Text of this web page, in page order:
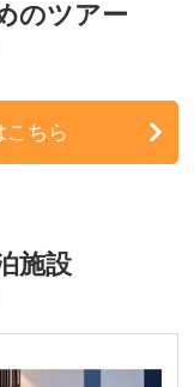
のツアー
こちら
施設